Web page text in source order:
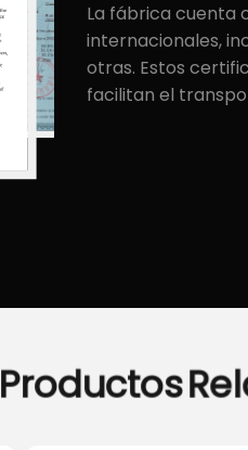
La fábrica cuenta
internacionales,
otras. Estos
facilitan el
Productos